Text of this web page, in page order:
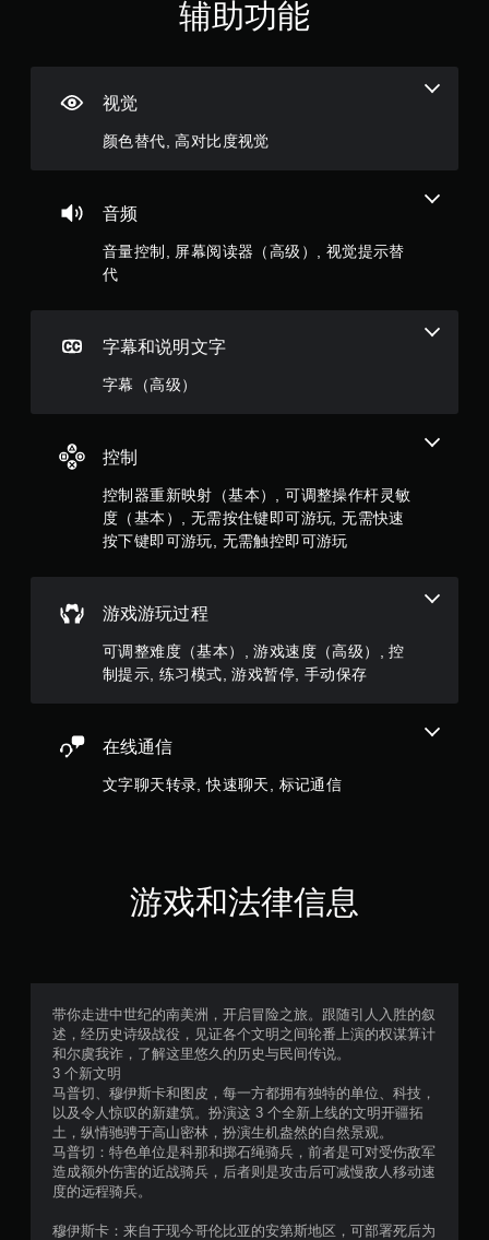
分
颗
星
，
评
价
）
辅助功能
视觉
颜色替代, 高对比度视觉
音频
音量控制, 屏幕阅读器（高级）, 视觉提示替
代
字幕和说明文字
字幕（高级）
控制
控制器重新映射（基本）, 可调整操作杆灵敏
度（基本）, 无需按住键即可游玩, 无需快速
按下键即可游玩, 无需触控即可游玩
定
间
按
下
即
可
游
游
导
菜
需
触
控
游
玩
您
无
用
触
控
即
戏
。
游戏游玩过程
可调整难度（基本）, 游戏速度（高级）, 控
制提示, 练习模式, 游戏暂停, 手动保存
戏
游
玩
过
程
过
动
随
暂
游
仅
限
离
线
游
玩
动
保
存
可
创
准
确
返
回
您
离
开
游
戏
的
位
置
。
在线通信
文字聊天转录, 快速聊天, 标记通信
游戏和法律信息
带你走进中世纪的南美洲，开启冒险之旅。跟随引人入胜的叙
述，经历史诗级战役，见证各个文明之间轮番上演的权谋算计
和尔虞我诈，了解这里悠久的历史与民间传说。
3 个新文明
马普切、穆伊斯卡和图皮，每一方都拥有独特的单位、科技，
以及令人惊叹的新建筑。扮演这 3 个全新上线的文明开疆拓
土，纵情驰骋于高山密林，扮演生机盎然的自然景观。
马普切：特色单位是科那和掷石绳骑兵，前者是可对受伤敌军
造成额外伤害的近战骑兵，后者则是攻击后可减慢敌人移动速
度的远程骑兵。
穆伊斯卡：来自于现今哥伦比亚的安第斯地区，可部署死后为